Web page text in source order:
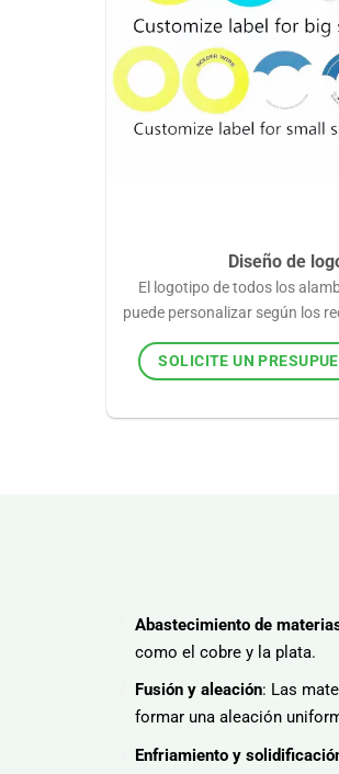
Diseño de
El logotipo de todos los
puede personalizar según los
SOLICITE UN
Abastecimiento de
como el cobre y la plata.
Fusión y aleación: Las
formar una aleación
Enfriamiento y